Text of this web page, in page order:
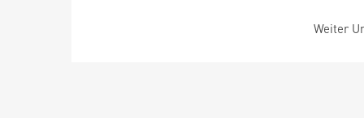
Weiter